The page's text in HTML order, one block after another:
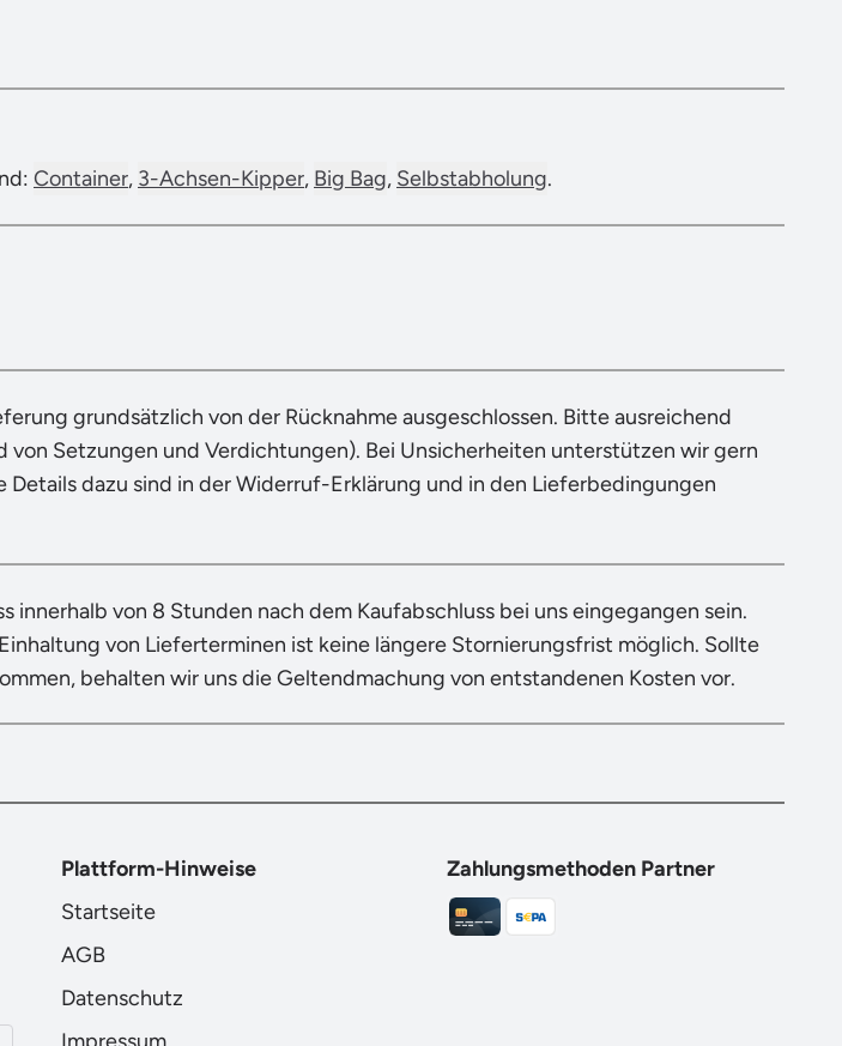
Container, 3-Achsen-Kipper, Big Bag, Selbstabholung.
grundsätzlich von der Rücknahme ausgeschlossen. Bitte ausreichend
von Setzungen und Verdichtungen). Bei Unsicherheiten unterstützen wir gern
dazu sind in der Widerruf-Erklärung und in den Lieferbedingungen
innerhalb von 8 Stunden nach dem Kaufabschluss bei uns eingegangen sein.
von Lieferterminen ist keine längere Stornierungsfrist möglich. Sollte
behalten wir uns die Geltendmachung von entstandenen Kosten vor.
Plattform-Hinweise
Startseite
AGB
Datenschutz
Zahlungsmethoden Partner